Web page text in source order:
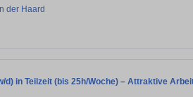
der Haard
d) in Teilzeit (bis 25h/Woche) – Attraktive